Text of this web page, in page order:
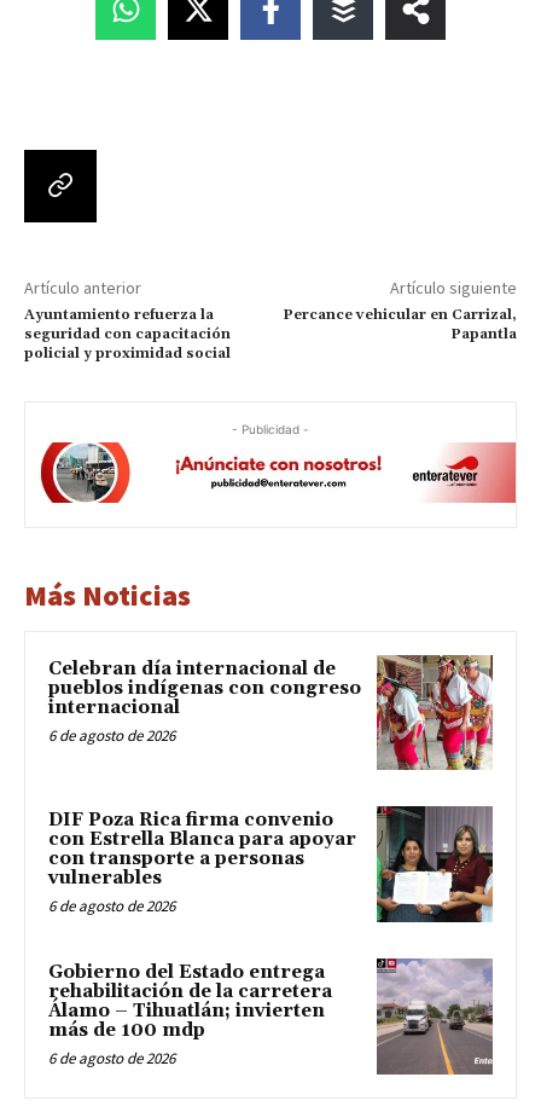
Artículo anterior
Ayuntamiento refuerza la
seguridad con capacitación
policial y proximidad social
Artículo siguiente
Percance vehicular en Carrizal,
Papantla
- Publicidad -
Más Noticias
Celebran día internacional de
pueblos indígenas con congreso
internacional
6 de agosto de 2026
DIF Poza Rica firma convenio
con Estrella Blanca para apoyar
con transporte a personas
vulnerables
6 de agosto de 2026
Gobierno del Estado entrega
rehabilitación de la carretera
Álamo – Tihuatlán; invierten
más de 100 mdp
6 de agosto de 2026